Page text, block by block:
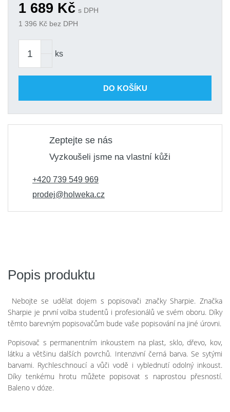
1 689 Kč s DPH
1 396 Kč bez DPH
ks
DO KOŠÍKU
Zeptejte se nás
Vyzkoušeli jsme na vlastní kůži
+420 739 549 969
prodej@holweka.cz
Popis produktu
Nebojte se udělat dojem s popisovači značky Sharpie. Značka
Sharpie je první volba studentů i profesionálů ve svém oboru. Díky
těmto barevným popisovačům bude vaše popisování na jiné úrovni.
Popisovač s permanentním inkoustem na plast, sklo, dřevo, kov,
látku a většinu dalších povrchů. Intenzivní černá barva. Se sytými
barvami. Rychleschnoucí a vůči vodě i vyblednutí odolný inkoust.
Díky tenkému hrotu můžete popisovat s naprostou přesností.
Baleno v dóze.